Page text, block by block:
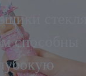
способны